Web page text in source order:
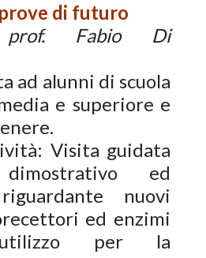
di futuro
prof. Fabio Di
ad alunni di scuola
e superiore e
Visita guidata
ed
nuovi
ed enzimi
per la